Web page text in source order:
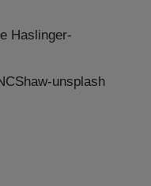
Haslinger-
unsplash